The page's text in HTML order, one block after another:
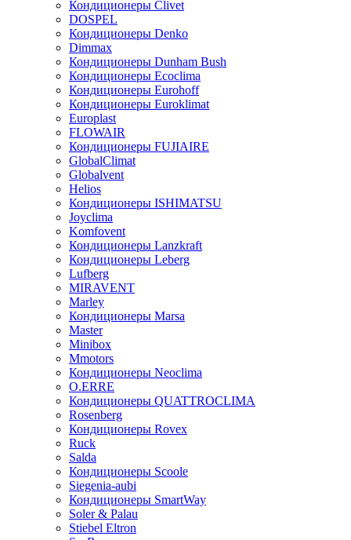
Кондиционеры Clivet
DOSPEL
Кондиционеры Denko
Dimmax
Кондиционеры Dunham Bush
Кондиционеры Ecoclima
Кондиционеры Eurohoff
Кондиционеры Euroklimat
Europlast
FLOWAIR
Кондиционеры FUJIAIRE
GlobalClimat
Globalvent
Helios
Кондиционеры ISHIMATSU
Joyclima
Komfovent
Кондиционеры Lanzkraft
Кондиционеры Leberg
Lufberg
MIRAVENT
Marley
Кондиционеры Marsa
Master
Minibox
Mmotors
Кондиционеры Neoclima
O.ERRE
Кондиционеры QUATTROCLIMA
Rosenberg
Кондиционеры Rovex
Ruck
Salda
Кондиционеры Scoole
Siegenia-aubi
Кондиционеры SmartWay
Soler & Palau
Stiebel Eltron